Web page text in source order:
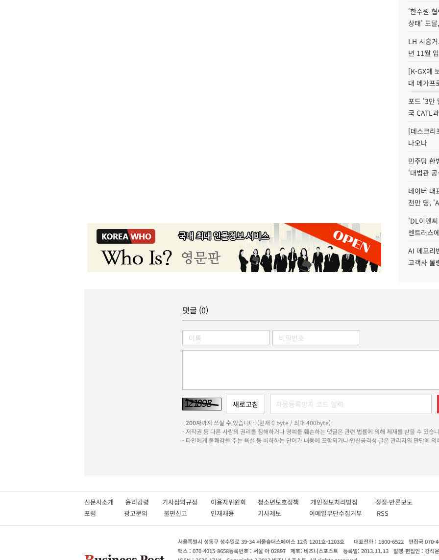
'한수원
상태' 도
LH 시흥
년 11월
[K-GX에
대 메가프
포드 '3만
국 CATL
[데스크리
나오나
민주당 한
'대법관
네이버 대
천만 명,
'DL이앤
센트러스
AI 메모리
고객사 물
댓글 (0)
-200자까지 쓰실 수 있습니다. (현재 0 byte / 최대 400byte)
- 저작권 등 다른 사람의 권리를 침해하거나 명예를 훼손하는 댓글은 관련 법률에 의해 제재를 받을 수 있습
- 타인에게 불쾌감을 주는 욕설 등 비하하는 단어가 내용에 포함되거나 인신공격성 글은 관리자의 판단에 의
신문사소개 윤리강령 기사심의규정 이용자위원회 청소년보호정책 개인정보처리방침 정정·반론보도
포럼
광고문의 불편신고 인재채용 기사제보 이메일무단수집거부 RSS
서울특별시 성동구 성수일로 39-34 서울숲더스페이스 12층 1201호-1203호 대표전화 : 1800-6522 편집국 070-
팩스 : 070-4015-8658등록번호 : 서울 아 02897 제호: 비즈니스포스트 등록일: 2013.11.13 발행·편집인 : 강석운